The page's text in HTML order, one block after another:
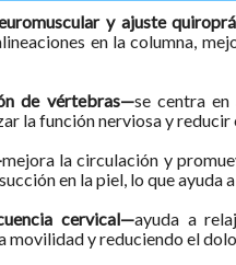
y ajuste
en la columna,
de vértebras—se centra
la función nerviosa y reducir
mejora la circulación y
en la piel, lo que ayuda
cervical—ayuda a
movilidad y reduciendo el